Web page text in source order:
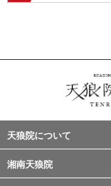
天狼院について
湘南天狼院